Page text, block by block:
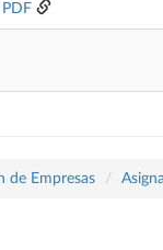
de Empresas